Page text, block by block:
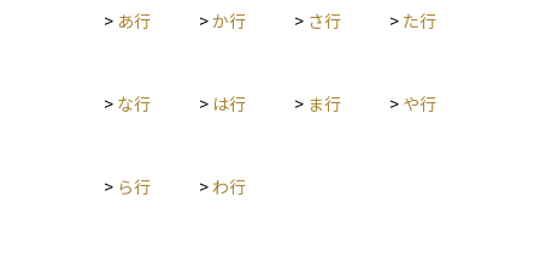
> あ行 >か行 > さ行 > た行
> な行 > は行 > ま行 > や行
> ら行 > わ行